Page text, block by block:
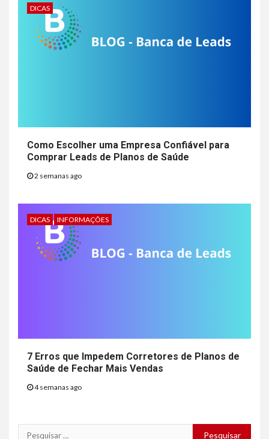
DICAS
Como Escolher uma Empresa Confiável para
Comprar Leads de Planos de Saúde
2 semanas ago
DICAS INFORMAÇÕES
7 Erros que Impedem Corretores de Planos de
Saúde de Fechar Mais Vendas
4 semanas ago
Pesquisar